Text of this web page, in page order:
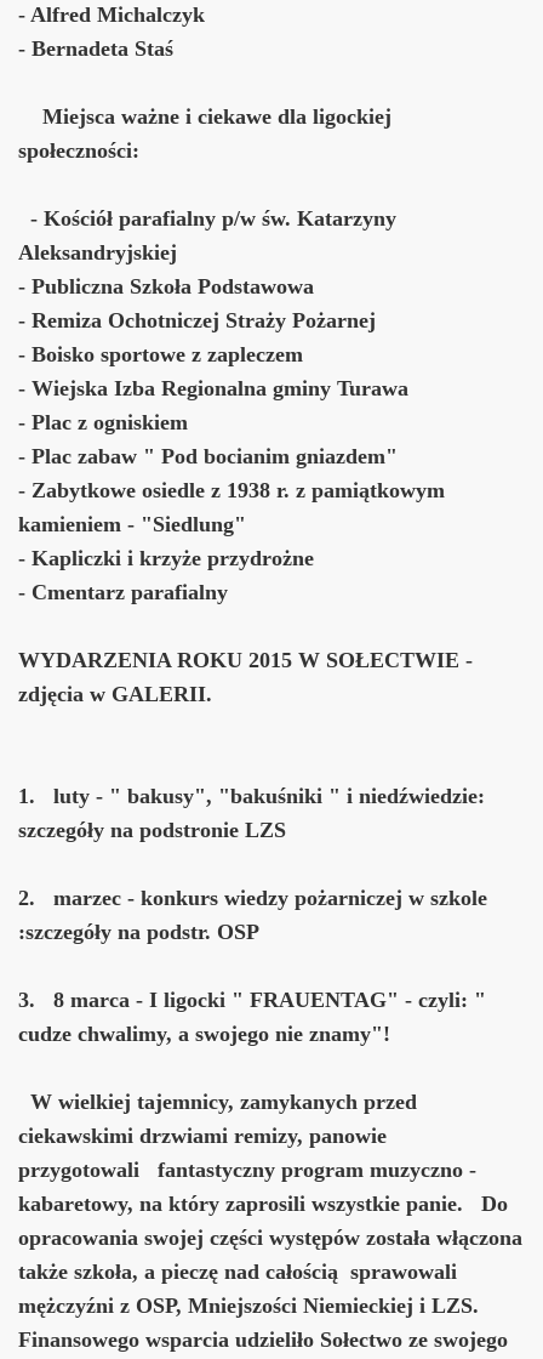
- Alfred Michalczyk
- Bernadeta Staś
Miejsca ważne i ciekawe dla ligockiej
społeczności:
- Kościół parafialny p/w św. Katarzyny
Aleksandryjskiej
- Publiczna Szkoła Podstawowa
- Remiza Ochotniczej Straży Pożarnej
- Boisko sportowe z zapleczem
- Wiejska Izba Regionalna gminy Turawa
- Plac z ogniskiem
- Plac zabaw " Pod bocianim gniazdem"
- Zabytkowe osiedle z 1938 r. z pamiątkowym
kamieniem - "Siedlung"
- Kapliczki i krzyże przydrożne
- Cmentarz parafialny
WYDARZENIA ROKU 2015 W SOŁECTWIE -
zdjęcia w GALERII.
1. luty - " bakusy", "bakuśniki " i niedźwiedzie:
szczegóły na podstronie LZS
2. marzec - konkurs wiedzy pożarniczej w szkole
:szczegóły na podstr. OSP
3. 8 marca - I ligocki " FRAUENTAG" - czyli: "
cudze chwalimy, a swojego nie znamy"!
W wielkiej tajemnicy, zamykanych przed
ciekawskimi drzwiami remizy, panowie
przygotowali fantastyczny program muzyczno -
kabaretowy, na który zaprosili wszystkie panie. Do
opracowania swojej części występów została włączona
także szkoła, a pieczę nad całością sprawowali
mężczyźni z OSP, Mniejszości Niemieckiej i LZS.
Finansowego wsparcia udzieliło Sołectwo ze swojego